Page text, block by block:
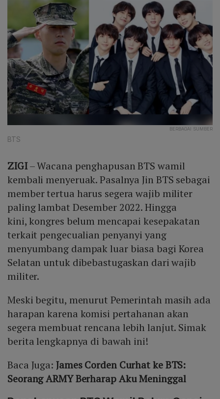
BERBAGAI SUMBER
BTS
ZIGI– Wacana penghapusan BTS wamil
kembali menyeruak. Pasalnya Jin BTS sebagai
member tertua harus segera wajib militer
paling lambat Desember 2022. Hingga
kini, kongres belum mencapai kesepakatan
terkait pengecualian penyanyi yang
menyumbang dampak luar biasa bagi Korea
Selatan untuk dibebastugaskan dari wajib
militer.
Meski begitu, menurut Pemerintah masih ada
harapan karena komisi pertahanan akan
segera membuat rencana lebih lanjut. Simak
berita lengkapnya di bawah ini!
Baca Juga: James Corden Curhat ke BTS:
Seorang ARMY Berharap Aku Meninggal